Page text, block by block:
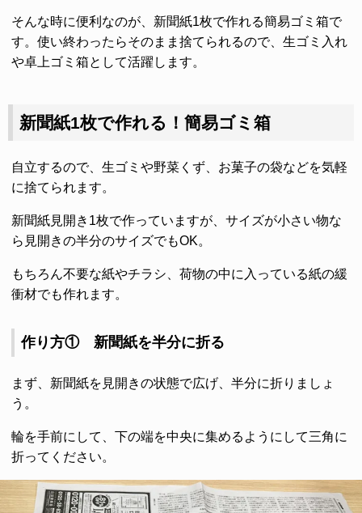
そんな時に便利なのが、新聞紙1枚で作れる簡易ゴミ箱で
す。使い終わったらそのまま捨てられるので、生ゴミ入れ
や卓上ゴミ箱として活躍します。
新聞紙1枚で作れる！簡易ゴミ箱
自立するので、生ゴミや野菜くず、お菓子の袋などを気軽
に捨てられます。
新聞紙見開き1枚で作っていますが、サイズが小さい物な
ら見開きの半分のサイズでもOK。
もちろん不要な紙やチラシ、荷物の中に入っている紙の緩
衝材でも作れます。
作り方① 新聞紙を半分に折る
まず、新聞紙を見開きの状態で広げ、半分に折りましょ
う。
輪を手前にして、下の端を中央に集めるようにして三角に
折ってください。